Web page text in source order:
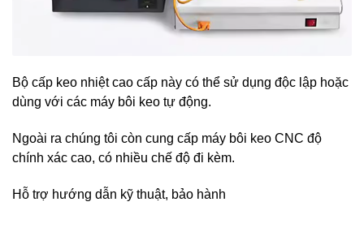
Bộ cấp keo nhiệt cao cấp này có thể sử dụng độc lập hoặc
dùng với các máy bôi keo tự động.
Ngoài ra chúng tôi còn cung cấp máy bôi keo CNC độ
chính xác cao, có nhiều chế độ đi kèm.
Hỗ trợ hướng dẫn kỹ thuật, bảo hành